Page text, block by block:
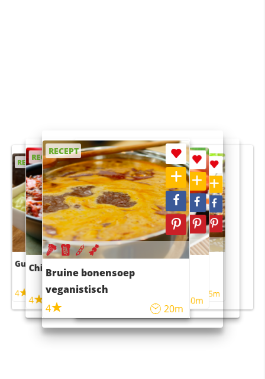
RECEPT
Guacamole
4
RECEPT
Chili con carne
4
RECEPT
Bruine bonensoep
veganistisch
4
20m
RECEPT
Sushi rijstsalade
maaltijdsalade
40m
RECEPT
4 55m